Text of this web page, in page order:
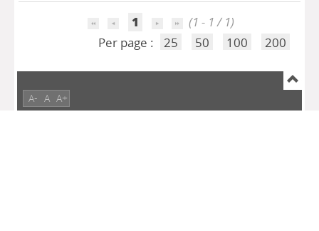
1
(1 - 1 / 1)
Per page :
25 50 100 200
A- A A+